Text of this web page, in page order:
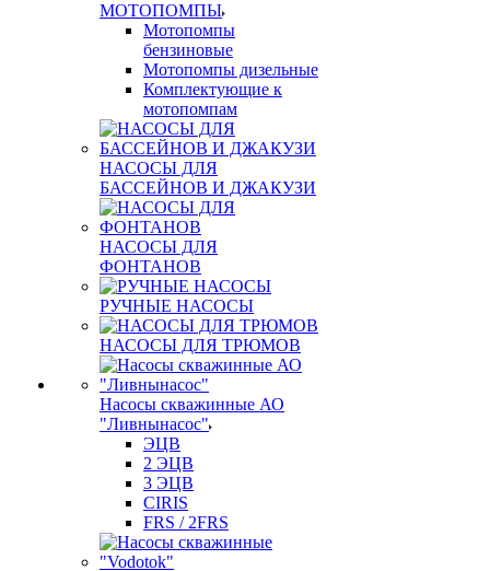
МОТОПОМПЫ
Мотопомпы
бензиновые
Мотопомпы дизельные
Комплектующие к
мотопомпам
НАСОСЫ ДЛЯ
БАССЕЙНОВ И ДЖАКУЗИ
НАСОСЫ ДЛЯ
ФОНТАНОВ
РУЧНЫЕ НАСОСЫ
НАСОСЫ ДЛЯ ТРЮМОВ
Насосы скважинные АО
"Ливнынасос"
ЭЦВ
2 ЭЦВ
3 ЭЦВ
CIRIS
FRS / 2FRS